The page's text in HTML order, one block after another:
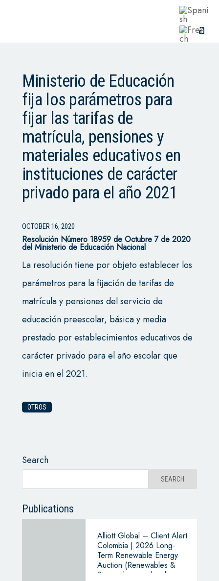
Ministerio de Educación
fija los parámetros para
fijar las tarifas de
matrícula, pensiones y
materiales educativos en
instituciones de carácter
privado para el año 2021
OCTOBER 16, 2020
Resolución Número 18959 de Octubre 7 de 2020
del Ministerio de Educación Nacional
La resolución tiene por objeto establecer los
parámetros para la fijación de tarifas de
matrícula y pensiones del servicio de
educación preescolar, básica y media
prestado por establecimientos educativos de
carácter privado para el año escolar que
inicia en el 2021.
OTROS
Search
Publications
Alliott Global – Client Alert
Colombia | 2026 Long-
Term Renewable Energy
Auction (Renewables &
Storage): cross-border